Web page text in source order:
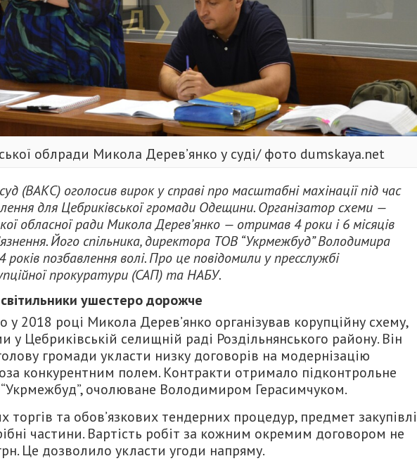
облради Микола Дерев’янко у суді/ фото dumskaya.net
(ВАКС) оголосив вирок у справі про масштабні махінації під час
для Цебриківської громади Одещини. Організатор схеми —
обласної ради Микола Дерев’янко — отримав 4 роки і 6 місяців
Його спільника, директора ТОВ “Укрмежбуд” Володимира
років позбавлення волі. Про це повідомили у пресслужбі
прокуратури (САП) та НАБУ.
ушестеро дорожче
у 2018 році Микола Дерев’янко організував корупційну схему,
у Цебриківській селищній раді Роздільнянського району. Він
громади укласти низку договорів на модернізацію
конкурентним полем. Контракти отримало підконтрольне
очолюване Володимиром Герасимчуком.
та обов’язкових тендерних процедур, предмет закупівлі
частини. Вартість робіт за кожним окремим договором не
Це дозволило укласти угоди напряму.